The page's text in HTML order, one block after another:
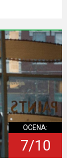
OCENA:
7/10